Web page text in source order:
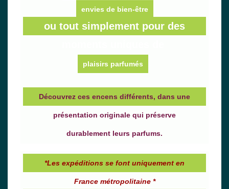
envies de bien-être
ou tout simplement pour des
plaisirs parfumés
Découvrez ces encens différents, dans une
présentation originale qui préserve
durablement leurs parfums.
*Les expéditions se font uniquement en
France métropolitaine *